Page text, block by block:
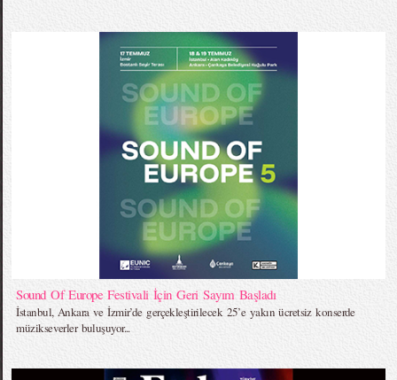
Sound Of Europe Festivali İçin Geri Sayım Başladı
İstanbul, Ankara ve İzmir’de gerçekleştirilecek 25’e yakın ücretsiz konserde
müzikseverler buluşuyor...